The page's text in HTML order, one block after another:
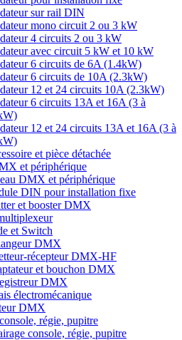
sur rail DIN
mono circuit 2 ou 3 kW
4 circuits 2 ou 3 kW
avec circuit 5 kW et 10 kW
6 circuits de 6A (1.4kW)
6 circuits de 10A (2.3kW)
12 et 24 circuits 10A (2.3kW)
6 circuits 13A et 16A (3 à
12 et 24 circuits 13A et 16A (3 à
et pièce détachée
et périphérique
DMX et périphérique
DIN pour installation fixe
et booster DMX
et Switch
DMX
récepteur DMX-HF
et bouchon DMX
DMX
électromécanique
DMX
régie, pupitre
console, régie, pupitre